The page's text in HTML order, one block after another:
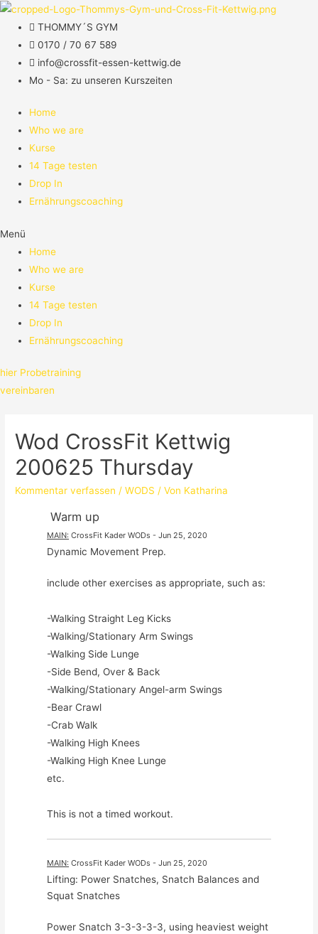
THOMMY´S GYM
0170 / 70 67 589​
info@crossfit-essen-kettwig.de
Mo - Sa: zu unseren Kurszeiten
Home
Who we are
Kurse
14 Tage testen
Drop In
Ernährungscoaching
Menü
Home
Who we are
Kurse
14 Tage testen
Drop In
Ernährungscoaching
hier Probetraining
vereinbaren
Wod CrossFit Kettwig
200625 Thursday
Kommentar verfassen /WODS / Von Katharina
Warm up
MAIN: CrossFit Kader WODs - Jun 25, 2020
Dynamic Movement Prep.
include other exercises as appropriate, such as:
-Walking Straight Leg Kicks
-Walking/Stationary Arm Swings
-Walking Side Lunge
-Side Bend, Over & Back
-Walking/Stationary Angel-arm Swings
-Bear Crawl
-Crab Walk
-Walking High Knees
-Walking High Knee Lunge
etc.
This is not a timed workout.
MAIN: CrossFit Kader WODs - Jun 25, 2020
Lifting: Power Snatches, Snatch Balances and
Squat Snatches
Power Snatch 3-3-3-3-3, using heaviest weight